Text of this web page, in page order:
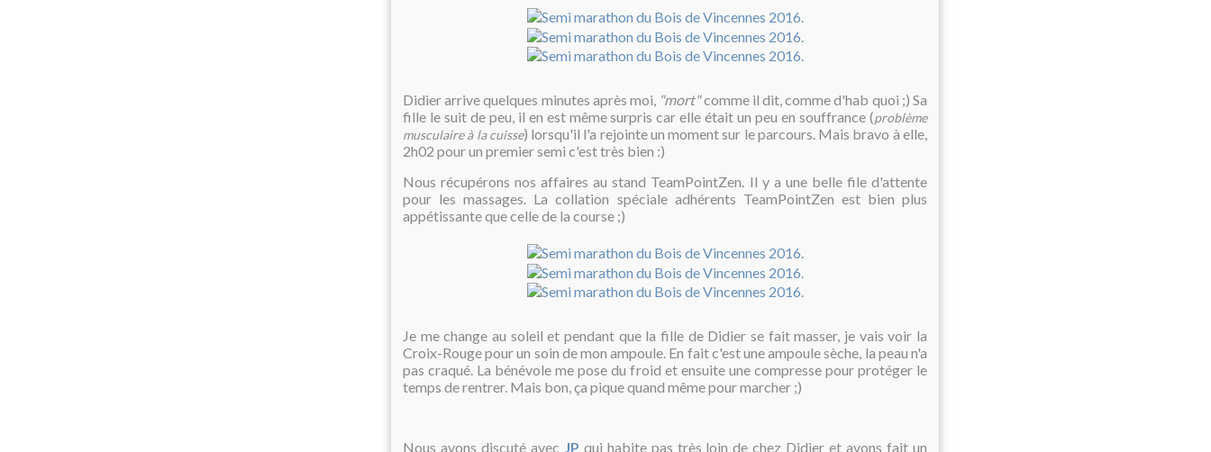
Didier arrive quelques minutes après moi, "mort"comme il dit, comme d'hab quoi ;) Sa
fille le suit de peu, il en est même surpris car elle était un peu en souffrance (problème
musculaire à la cuisse) lorsqu'il l'a rejointe un moment sur le parcours. Mais bravo à elle,
2h02 pour un premier semi c'est très bien :)
Nous récupérons nos affaires au stand TeamPointZen. Il y a une belle file d'attente
pour les massages. La collation spéciale adhérents TeamPointZen est bien plus
appétissante que celle de la course ;)
Je me change au soleil et pendant que la fille de Didier se fait masser, je vais voir la
Croix-Rouge pour un soin de mon ampoule. En fait c'est une ampoule sèche, la peau n'a
pas craqué. La bénévole me pose du froid et ensuite une compresse pour protéger le
temps de rentrer. Mais bon, ça pique quand même pour marcher ;)
Nous avons discuté avec JP qui habite pas très loin de chez Didier et avons fait un